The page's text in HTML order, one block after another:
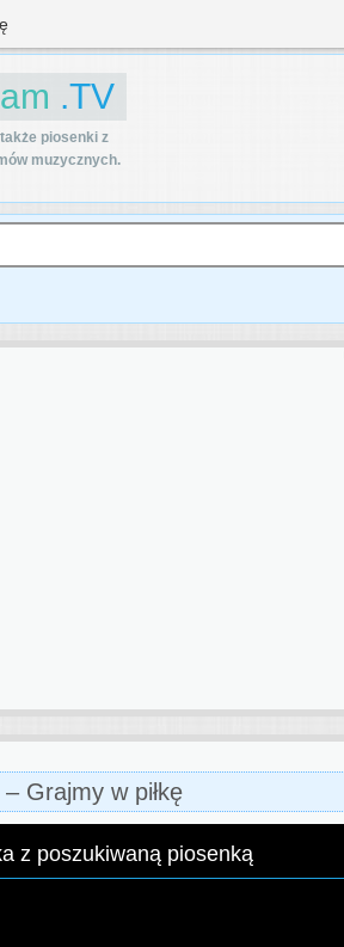
.TV
piosenki z
muzycznych.
Grajmy w piłkę
z poszukiwaną piosenką